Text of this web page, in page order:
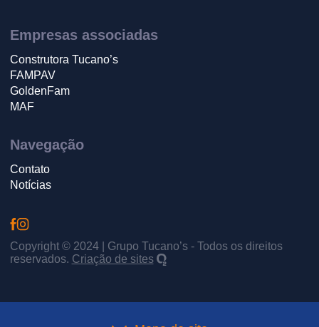
Empresas associadas
Construtora Tucano’s
FAMPAV
GoldenFam
MAF
Navegação
Contato
Notícias
Copyright © 2024 | Grupo Tucano’s - Todos os direitos
reservados. Criação de sites